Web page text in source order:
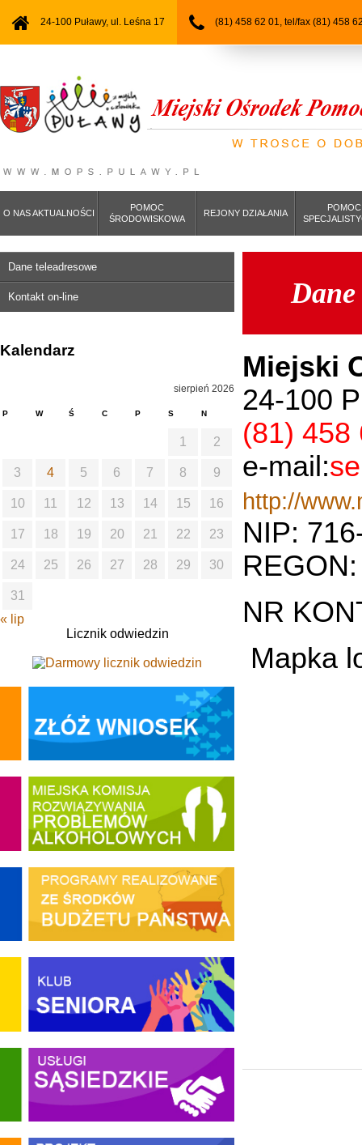
24-100 Puławy, ul. Leśna 17 (81) 458 62 01, tel/fax (81) 458
O NAS AKTUALNOŚCI
POMOC
ŚRODOWISKOWA
REJONY DZIAŁANIA
POMOC
Dane
Miejski
24-100
(81)
e-mail:
http://
NIP:
NR
Mapka
Dane teleadresowe
Kontakt on-line
Kalendarz
sierpień 2026
P W Ś C P S N
1 2
3 4 5 6 7 8 9
10 11 12 13 14 15 16
17 18 19 20 21 22 23
24 25 26 27 28 29 30
31
« lip
Licznik odwiedzin